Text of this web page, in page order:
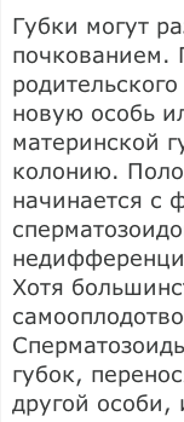
Губки могут
почкованием.
новую особь
материнской
колонию.
начинается с
Хотя
губок,
другой особи,